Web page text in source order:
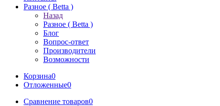
Разное ( Betta )
Назад
Разное ( Betta )
Блог
Вопрос-ответ
Производители
Возможности
Корзина0
Отложенные0
Сравнение товаров0